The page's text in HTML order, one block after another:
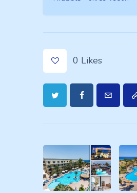
0 Likes
Navigace
pro
příspěvek